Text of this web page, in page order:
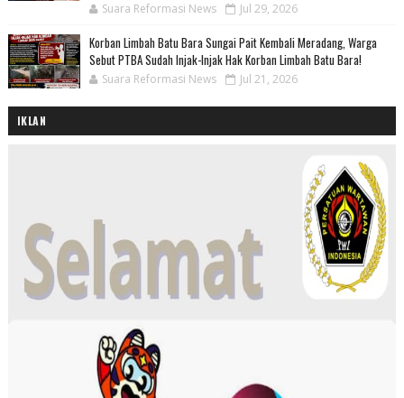
Suara Reformasi News Jul 29, 2026
Korban Limbah Batu Bara Sungai Pait Kembali Meradang, Warga
Sebut PTBA Sudah Injak-Injak Hak Korban Limbah Batu Bara!
Suara Reformasi News Jul 21, 2026
IKLAN